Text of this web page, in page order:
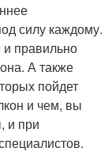
силу каждому.
и правильно
А также
пойдет
и чем, вы
и при